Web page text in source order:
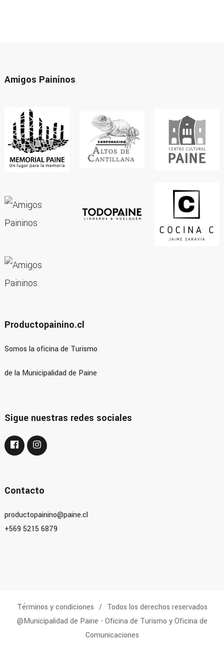
Amigos Paininos
Productopainino.cl
Somos la oficina de Turismo
de la Municipalidad de Paine
Sigue nuestras redes sociales
Contacto
productopainino@paine.cl
+569 5215 6879
Términos y condiciones
Todos los derechos reservados
@Municipalidad de Paine - Oficina de Turismo y Oficina de
Comunicaciones